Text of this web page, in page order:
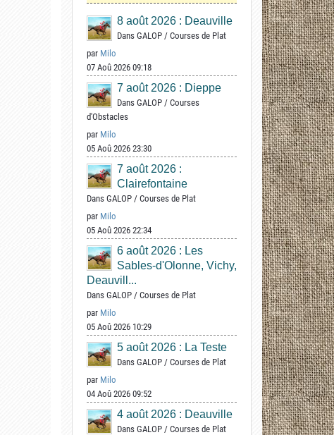
8 août 2026 : Deauville
Dans GALOP / Courses de Plat
par Milo
07 Aoû 2026 09:18
7 août 2026 : Dieppe
Dans GALOP / Courses
d'Obstacles
par Milo
05 Aoû 2026 23:30
7 août 2026 :
Clairefontaine
Dans GALOP / Courses de Plat
par Milo
05 Aoû 2026 22:34
6 août 2026 : Les
Sables-d'Olonne, Vichy,
Deauvill...
Dans GALOP / Courses de Plat
par Milo
05 Aoû 2026 10:29
5 août 2026 : La Teste
Dans GALOP / Courses de Plat
par Milo
04 Aoû 2026 09:52
4 août 2026 : Deauville
Dans GALOP / Courses de Plat